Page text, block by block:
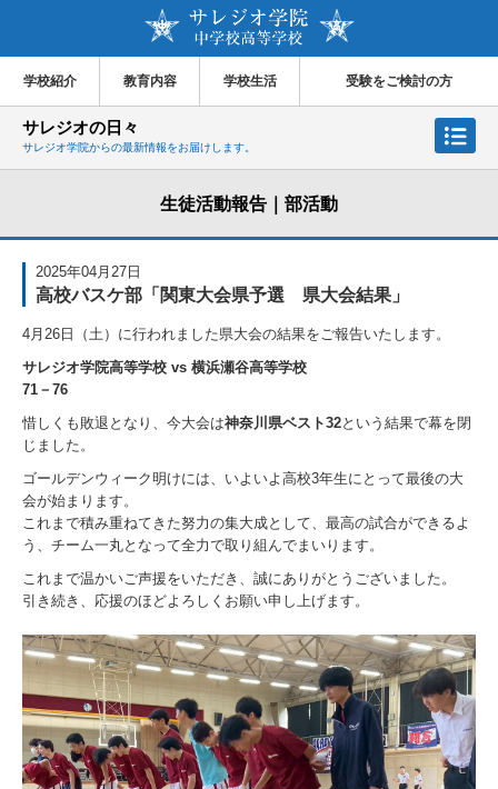
学校紹介 教育内容 学校生活 受験をご検討の方
サレジオの日々
サレジオ学院からの最新情報をお届けします。
生徒活動報告｜部活動
2025年04月27日
高校バスケ部「関東大会県予選 県大会結果」
4月26日（土）に行われました県大会の結果をご報告いたします。
サレジオ学院高等学校 vs 横浜瀬谷高等学校
71－76
惜しくも敗退となり、今大会は神奈川県ベスト32という結果で幕を閉
じました。
ゴールデンウィーク明けには、いよいよ高校3年生にとって最後の大
会が始まります。
これまで積み重ねてきた努力の集大成として、最高の試合ができるよ
う、チーム一丸となって全力で取り組んでまいります。
これまで温かいご声援をいただき、誠にありがとうございました。
引き続き、応援のほどよろしくお願い申し上げます。